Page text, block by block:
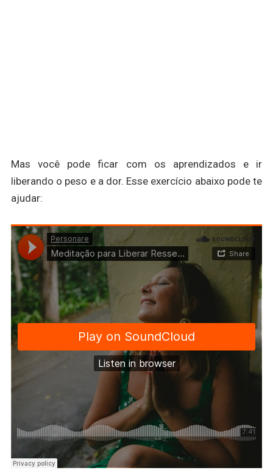
Mas você pode ficar com os aprendizados e ir
liberando o peso e a dor. Esse exercício abaixo pode te
ajudar: